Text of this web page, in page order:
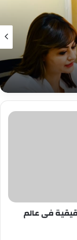
فى عالم